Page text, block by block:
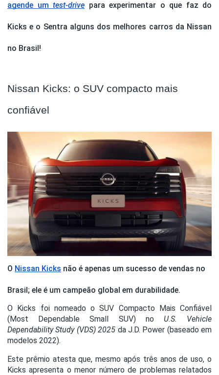
agende um test-drive para experimentar o que faz do
Kicks e o Sentra alguns dos melhores carros da Nissan
no Brasil!
Nissan Kicks: o SUV compacto mais
confiável
O Nissan Kicks não é apenas um sucesso de vendas no
Brasil; ele é um campeão global em durabilidade.
O Kicks foi nomeado o SUV Compacto Mais Confiável
(Most Dependable Small SUV) no U.S. Vehicle
Dependability Study (VDS) 2025 da J.D. Power (baseado em
modelos 2022).
Este prêmio atesta que, mesmo após três anos de uso, o
Kicks apresenta o menor número de problemas relatados